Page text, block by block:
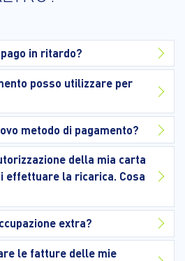
in ritardo?
posso utilizzare per
metodo di pagamento?
della mia carta
effettuare la ricarica. Cosa
extra?
le fatture delle mie